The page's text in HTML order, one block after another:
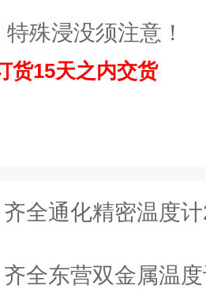
殊浸没须注意！
货15天之内交货
齐全通化精密温度
齐全东营双金属温